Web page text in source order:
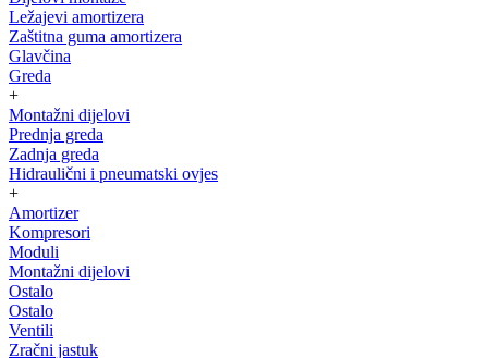
Ležajevi amortizera
Zaštitna guma amortizera
Glavčina
Greda
+
Montažni dijelovi
Prednja greda
Zadnja greda
Hidraulični i pneumatski ovjes
+
Amortizer
Kompresori
Moduli
Montažni dijelovi
Ostalo
Ostalo
Ventili
Zračni jastuk